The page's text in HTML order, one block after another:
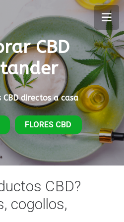
CBD
directos a casa
FLORES CBD
CBD?
cogollos,